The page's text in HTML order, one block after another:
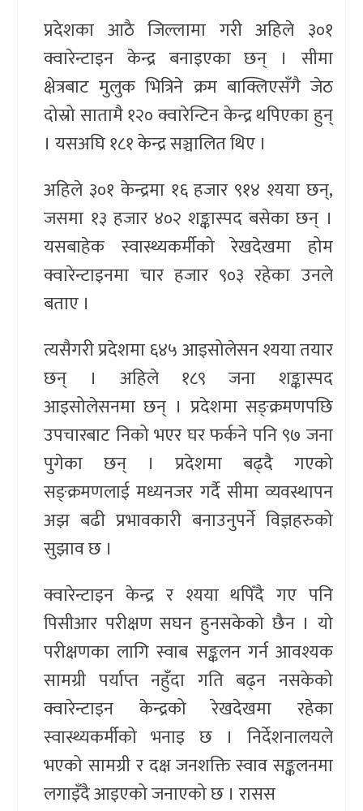
प्रदेशका आठै जिल्लामा गरी अहिले ३०१
क्वारेन्टाइन केन्द्र बनाइएका छन् । सीमा
क्षेत्रबाट मुलुक भित्रिने क्रम बाक्लिएसँगै जेठ
दोस्रो सातामै १२० क्वारेन्टिन केन्द्र थपिएका हुन्
। यसअघि १८१ केन्द्र सञ्चालित थिए ।
अहिले ३०१ केन्द्रमा १६ हजार ९१४ श्यया छन्,
जसमा १३ हजार ४०२ शङ्कास्पद बसेका छन् ।
यसबाहेक स्वास्थ्यकर्मीको रेखदेखमा होम
क्वारेन्टाइनमा चार हजार ९०३ रहेका उनले
बताए ।
त्यसैगरी प्रदेशमा ६४५ आइसोलेसन श्यया तयार
छन् । अहिले १८९ जना शङ्कास्पद
आइसोलेसनमा छन् । प्रदेशमा सङ्क्रमणपछि
उपचारबाट निको भएर घर फर्कने पनि ९७ जना
पुगेका छन् । प्रदेशमा बढ्दै गएको
सङ्क्रमणलाई मध्यनजर गर्दै सीमा व्यवस्थापन
अझ बढी प्रभावकारी बनाउनुपर्ने विज्ञहरुको
सुझाव छ ।
क्वारेन्टाइन केन्द्र र श्यया थपिँदै गए पनि
पिसीआर परीक्षण सघन हुनसकेको छैन । यो
परीक्षणका लागि स्वाब सङ्कलन गर्न आवश्यक
सामग्री पर्याप्त नहुँदा गति बढ्न नसकेको
क्वारेन्टाइन केन्द्रको रेखदेखमा रहेका
स्वास्थ्यकर्मीको भनाइ छ । निर्देशनालयले
भएको सामग्री र दक्ष जनशक्ति स्वाव सङ्कलनमा
लगाइँदै आइएको जनाएको छ । रासस